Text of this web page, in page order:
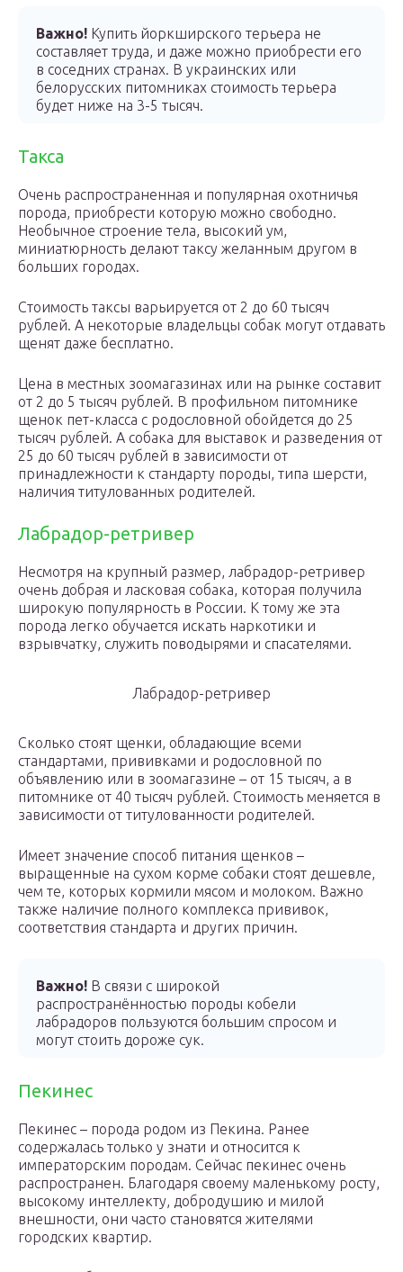
Важно! Купить йоркширского терьера не
составляет труда, и даже можно приобрести его
в соседних странах. В украинских или
белорусских питомниках стоимость терьера
будет ниже на 3-5 тысяч.
Такса
Очень распространенная и популярная охотничья
порода, приобрести которую можно свободно.
Необычное строение тела, высокий ум,
миниатюрность делают таксу желанным другом в
больших городах.
Стоимость таксы варьируется от 2 до 60 тысяч
рублей. А некоторые владельцы собак могут отдавать
щенят даже бесплатно.
Цена в местных зоомагазинах или на рынке составит
от 2 до 5 тысяч рублей. В профильном питомнике
щенок пет-класса с родословной обойдется до 25
тысяч рублей. А собака для выставок и разведения от
25 до 60 тысяч рублей в зависимости от
принадлежности к стандарту породы, типа шерсти,
наличия титулованных родителей.
Лабрадор-ретривер
Несмотря на крупный размер, лабрадор-ретривер
очень добрая и ласковая собака, которая получила
широкую популярность в России. К тому же эта
порода легко обучается искать наркотики и
взрывчатку, служить поводырями и спасателями.
Лабрадор-ретривер
Сколько стоят щенки, обладающие всеми
стандартами, прививками и родословной по
объявлению или в зоомагазине – от 15 тысяч, а в
питомнике от 40 тысяч рублей. Стоимость меняется в
зависимости от титулованности родителей.
Имеет значение способ питания щенков –
выращенные на сухом корме собаки стоят дешевле,
чем те, которых кормили мясом и молоком. Важно
также наличие полного комплекса прививок,
соответствия стандарта и других причин.
Важно! В связи с широкой
распространённостью породы кобели
лабрадоров пользуются большим спросом и
могут стоить дороже сук.
Пекинес
Пекинес – порода родом из Пекина. Ранее
содержалась только у знати и относится к
императорским породам. Сейчас пекинес очень
распространен. Благодаря своему маленькому росту,
высокому интеллекту, добродушию и милой
внешности, они часто становятся жителями
городских квартир.